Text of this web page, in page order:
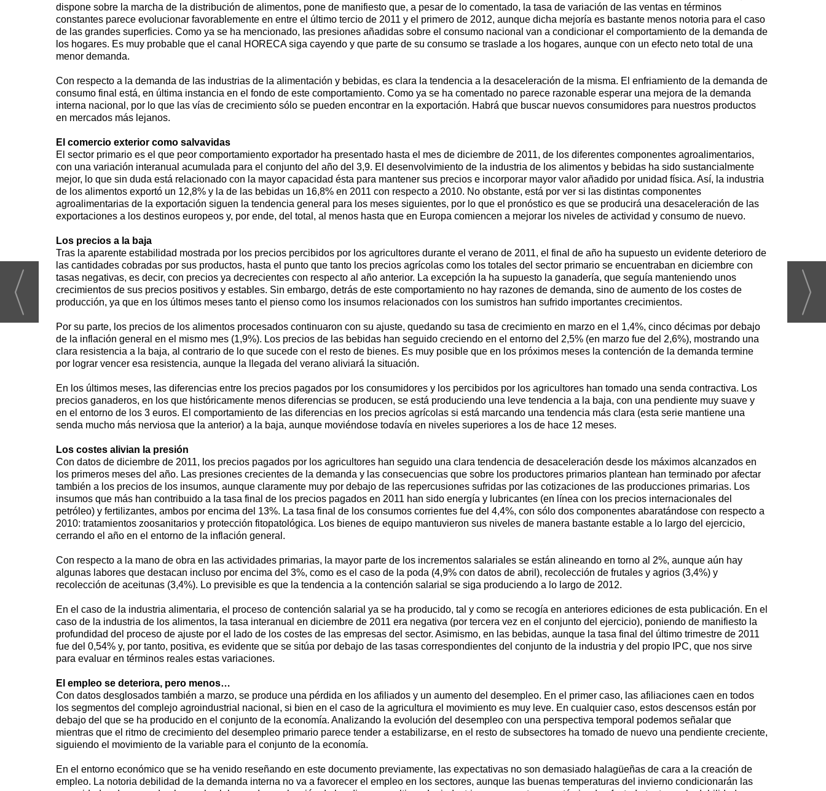
dispone sobre la marcha de la distribución de alimentos, pone de manifiesto que, a pesar de lo comentado, la tasa de variación de las ventas en términos
constantes parece evolucionar favorablemente en entre el último tercio de 2011 y el primero de 2012, aunque dicha mejoría es bastante menos notoria para el caso
de las grandes superficies. Como ya se ha mencionado, las presiones añadidas sobre el consumo nacional van a condicionar el comportamiento de la demanda de
los hogares. Es muy probable que el canal HORECA siga cayendo y que parte de su consumo se traslade a los hogares, aunque con un efecto neto total de una
menor demanda.
Con respecto a la demanda de las industrias de la alimentación y bebidas, es clara la tendencia a la desaceleración de la misma. El enfriamiento de la demanda de
consumo final está, en última instancia en el fondo de este comportamiento. Como ya se ha comentado no parece razonable esperar una mejora de la demanda
interna nacional, por lo que las vías de crecimiento sólo se pueden encontrar en la exportación. Habrá que buscar nuevos consumidores para nuestros productos
en mercados más lejanos.
El comercio exterior como salvavidas
El sector primario es el que peor comportamiento exportador ha presentado hasta el mes de diciembre de 2011, de los diferentes componentes agroalimentarios,
con una variación interanual acumulada para el conjunto del año del 3,9. El desenvolvimiento de la industria de los alimentos y bebidas ha sido sustancialmente
mejor, lo que sin duda está relacionado con la mayor capacidad ésta para mantener sus precios e incorporar mayor valor añadido por unidad física. Así, la industria
de los alimentos exportó un 12,8% y la de las bebidas un 16,8% en 2011 con respecto a 2010. No obstante, está por ver si las distintas componentes
agroalimentarias de la exportación siguen la tendencia general para los meses siguientes, por lo que el pronóstico es que se producirá una desaceleración de las
exportaciones a los destinos europeos y, por ende, del total, al menos hasta que en Europa comiencen a mejorar los niveles de actividad y consumo de nuevo.
Los precios a la baja
Tras la aparente estabilidad mostrada por los precios percibidos por los agricultores durante el verano de 2011, el final de año ha supuesto un evidente deterioro de
las cantidades cobradas por sus productos, hasta el punto que tanto los precios agrícolas como los totales del sector primario se encuentraban en diciembre con
tasas negativas, es decir, con precios ya decrecientes con respecto al año anterior. La excepción la ha supuesto la ganadería, que seguía manteniendo unos
crecimientos de sus precios positivos y estables. Sin embargo, detrás de este comportamiento no hay razones de demanda, sino de aumento de los costes de
producción, ya que en los últimos meses tanto el pienso como los insumos relacionados con los sumistros han sufrido importantes crecimientos.
Por su parte, los precios de los alimentos procesados continuaron con su ajuste, quedando su tasa de crecimiento en marzo en el 1,4%, cinco décimas por debajo
de la inflación general en el mismo mes (1,9%). Los precios de las bebidas han seguido creciendo en el entorno del 2,5% (en marzo fue del 2,6%), mostrando una
clara resistencia a la baja, al contrario de lo que sucede con el resto de bienes. Es muy posible que en los próximos meses la contención de la demanda termine
por lograr vencer esa resistencia, aunque la llegada del verano aliviará la situación.
En los últimos meses, las diferencias entre los precios pagados por los consumidores y los percibidos por los agricultores han tomado una senda contractiva. Los
precios ganaderos, en los que históricamente menos diferencias se producen, se está produciendo una leve tendencia a la baja, con una pendiente muy suave y
en el entorno de los 3 euros. El comportamiento de las diferencias en los precios agrícolas si está marcando una tendencia más clara (esta serie mantiene una
senda mucho más nerviosa que la anterior) a la baja, aunque moviéndose todavía en niveles superiores a los de hace 12 meses.
Los costes alivian la presión
Con datos de diciembre de 2011, los precios pagados por los agricultores han seguido una clara tendencia de desaceleración desde los máximos alcanzados en
los primeros meses del año. Las presiones crecientes de la demanda y las consecuencias que sobre los productores primarios plantean han terminado por afectar
también a los precios de los insumos, aunque claramente muy por debajo de las repercusiones sufridas por las cotizaciones de las producciones primarias. Los
insumos que más han contribuido a la tasa final de los precios pagados en 2011 han sido energía y lubricantes (en línea con los precios internacionales del
petróleo) y fertilizantes, ambos por encima del 13%. La tasa final de los consumos corrientes fue del 4,4%, con sólo dos componentes abaratándose con respecto a
2010: tratamientos zoosanitarios y protección fitopatológica. Los bienes de equipo mantuvieron sus niveles de manera bastante estable a lo largo del ejercicio,
cerrando el año en el entorno de la inflación general.
Con respecto a la mano de obra en las actividades primarias, la mayor parte de los incrementos salariales se están alineando en torno al 2%, aunque aún hay
algunas labores que destacan incluso por encima del 3%, como es el caso de la poda (4,9% con datos de abril), recolección de frutales y agrios (3,4%) y
recolección de aceitunas (3,4%). Lo previsible es que la tendencia a la contención salarial se siga produciendo a lo largo de 2012.
En el caso de la industria alimentaria, el proceso de contención salarial ya se ha producido, tal y como se recogía en anteriores ediciones de esta publicación. En el
caso de la industria de los alimentos, la tasa interanual en diciembre de 2011 era negativa (por tercera vez en el conjunto del ejercicio), poniendo de manifiesto la
profundidad del proceso de ajuste por el lado de los costes de las empresas del sector. Asimismo, en las bebidas, aunque la tasa final del último trimestre de 2011
fue del 0,54% y, por tanto, positiva, es evidente que se sitúa por debajo de las tasas correspondientes del conjunto de la industria y del propio IPC, que nos sirve
para evaluar en términos reales estas variaciones.
El empleo se deteriora, pero menos…
Con datos desglosados también a marzo, se produce una pérdida en los afiliados y un aumento del desempleo. En el primer caso, las afiliaciones caen en todos
los segmentos del complejo agroindustrial nacional, si bien en el caso de la agricultura el movimiento es muy leve. En cualquier caso, estos descensos están por
debajo del que se ha producido en el conjunto de la economía. Analizando la evolución del desempleo con una perspectiva temporal podemos señalar que
mientras que el ritmo de crecimiento del desempleo primario parece tender a estabilizarse, en el resto de subsectores ha tomado de nuevo una pendiente creciente,
siguiendo el movimiento de la variable para el conjunto de la economía.
En el entorno económico que se ha venido reseñando en este documento previamente, las expectativas no son demasiado halagüeñas de cara a la creación de
empleo. La notoria debilidad de la demanda interna no va a favorecer el empleo en los sectores, aunque las buenas temperaturas del invierno condicionarán las